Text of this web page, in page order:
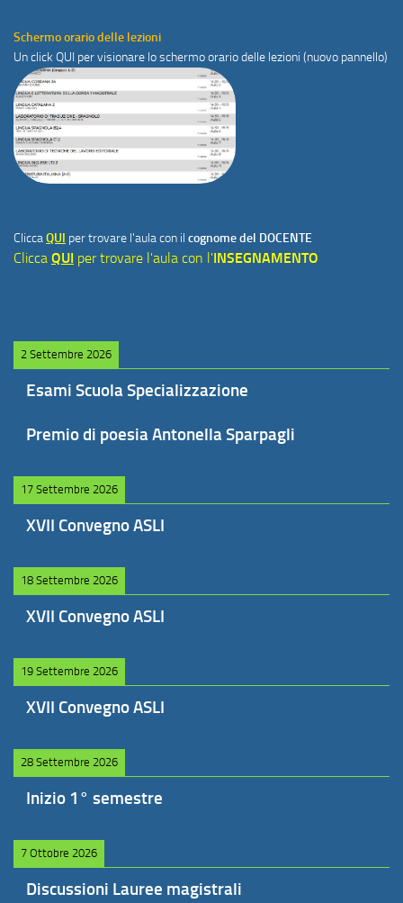
Schermo orario delle lezioni
Un click QUI per visionare lo schermo orario delle lezioni (nuovo pannello)
CliccaQUI per trovare l'aula con il cognome del DOCENTE
Clicca QUI per trovare l'aula con l'INSEGNAMENTO
2 Settembre 2026
Esami Scuola Specializzazione
Premio di poesia Antonella Sparpagli
17 Settembre 2026
XVII Convegno ASLI
18 Settembre 2026
XVII Convegno ASLI
19 Settembre 2026
XVII Convegno ASLI
28 Settembre 2026
Inizio 1° semestre
7 Ottobre 2026
Discussioni Lauree magistrali